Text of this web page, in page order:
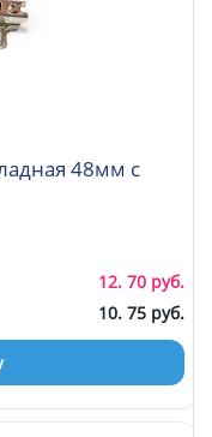
48мм с
12. 70 руб.
10. 75 руб.